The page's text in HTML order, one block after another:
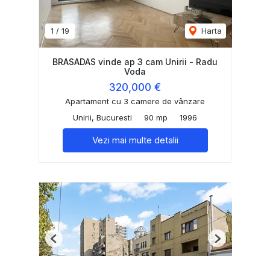
1 / 19 Harta
BRASADAS vinde ap 3 cam Unirii - Radu
Voda
320,000 €
Apartament cu 3 camere de vânzare
Unirii, Bucuresti
90 mp 1996
Vezi mai multe detalii
Previous Next